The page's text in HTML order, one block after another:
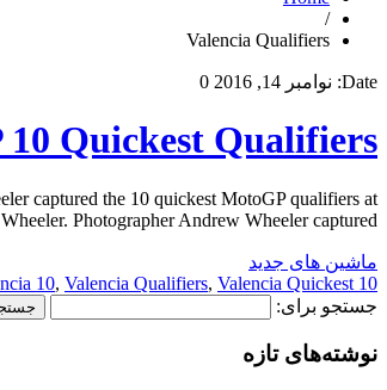
/
Valencia Qualifiers
Date: نوامبر 14, 2016 0
Quickest Qualifiers
captured the 10 quickest MotoGP qualifiers at
Photographer Andrew Wheeler captured […]
ماشین های جدید
10 Qualifiers
10, Valencia Qualifiers, Valencia Quickest
جستجو برای:
نوشته‌های تازه